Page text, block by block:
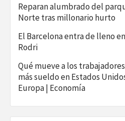
Reparan alumbrado del
Norte tras millonario hurto
El Barcelona entra de lleno
Rodri
Qué mueve a los
más sueldo en Estados
Europa | Economía